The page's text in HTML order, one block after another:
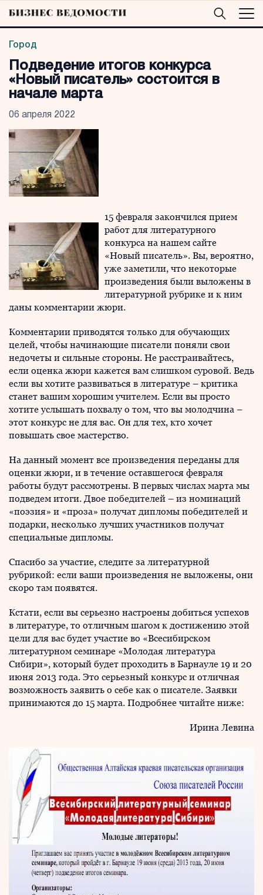
Город
Подведение итогов конкурса
«Новый писатель» состоится в
начале марта
06 апреля 2022
15 февраля закончился прием
работ для литературного
конкурса на нашем сайте
«Новый писатель». Вы, вероятно,
уже заметили, что некоторые
произведения были выложены в
литературной рубрике и к ним
даны комментарии жюри.
Комментарии приводятся только для обучающих
целей, чтобы начинающие писатели поняли свои
недочеты и сильные стороны. Не расстраивайтесь,
если оценка жюри кажется вам слишком суровой. Ведь
если вы хотите развиваться в литературе – критика
станет вашим хорошим учителем. Если вы просто
хотите услышать похвалу о том, что вы молодчина –
этот конкурс не для вас. Он для тех, кто хочет
повышать свое мастерство.
На данный момент все произведения переданы для
оценки жюри, и в течение оставшегося февраля
работы будут рассмотрены. В первых числах марта мы
подведем итоги. Двое победителей – из номинаций
«поэзия» и «проза» получат дипломы победителей и
подарки, несколько лучших участников получат
специальные дипломы.
Спасибо за участие, следите за литературной
рубрикой: если ваши произведения не выложены, они
скоро там появятся.
Кстати, если вы серьезно настроены добиться успехов
в литературе, то отличным шагом к достижению этой
цели для вас будет участие во «Всесибирском
литературном семинаре «Молодая литература
Сибири», который будет проходить в Барнауле 19 и 20
июня 2013 года. Это серьезный конкурс и отличная
возможность заявить о себе как о писателе. Заявки
принимаются до 15 марта. Подробнее читайте ниже:
Ирина Левина